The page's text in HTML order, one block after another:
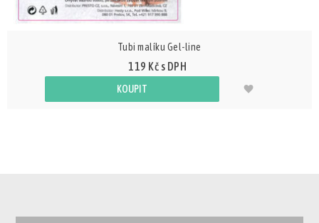
Tubi malíku Gel-line
119 Kč s DPH
KOUPIT